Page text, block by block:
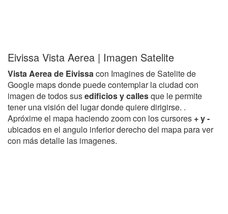
Eivissa Vista Aerea | Imagen Satelite
Vista Aerea de Eivissacon Imagines de Satelite de
Google maps donde puede contemplar la ciudad con
imagen de todos susedificios y callesque le permite
tener una visión del lugar donde quiere dirigirse. .
Apróxime el mapa haciendo zoom con los cursores + y -
ubicados en el angulo inferior derecho del mapa para ver
con más detalle las imagenes.